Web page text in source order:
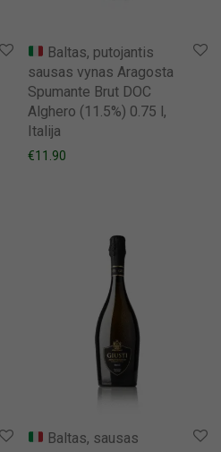
Baltas, putojantis
sausas vynas Aragosta
Spumante Brut DOC
Alghero (11.5%) 0.75 l,
Italija
€11.90
Baltas, sausas